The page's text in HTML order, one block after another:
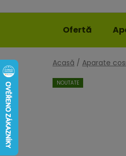
Ofertă
Acasă / Aparate
NOUTATE